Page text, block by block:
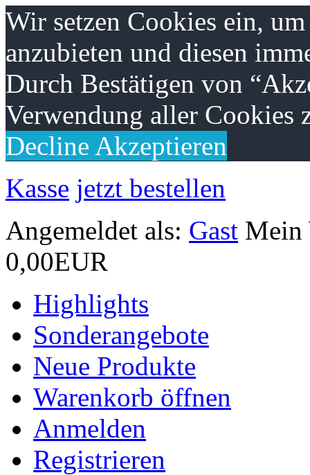
Wir setzen Cookies ein,
anzubieten und diesen
Durch Bestätigen von
Verwendung aller Cookies
Decline Akzeptieren
Kasse jetzt bestellen
Angemeldet als: Gast Mein
0,00EUR
Highlights
Sonderangebote
Neue Produkte
Warenkorb öffnen
Anmelden
Registrieren